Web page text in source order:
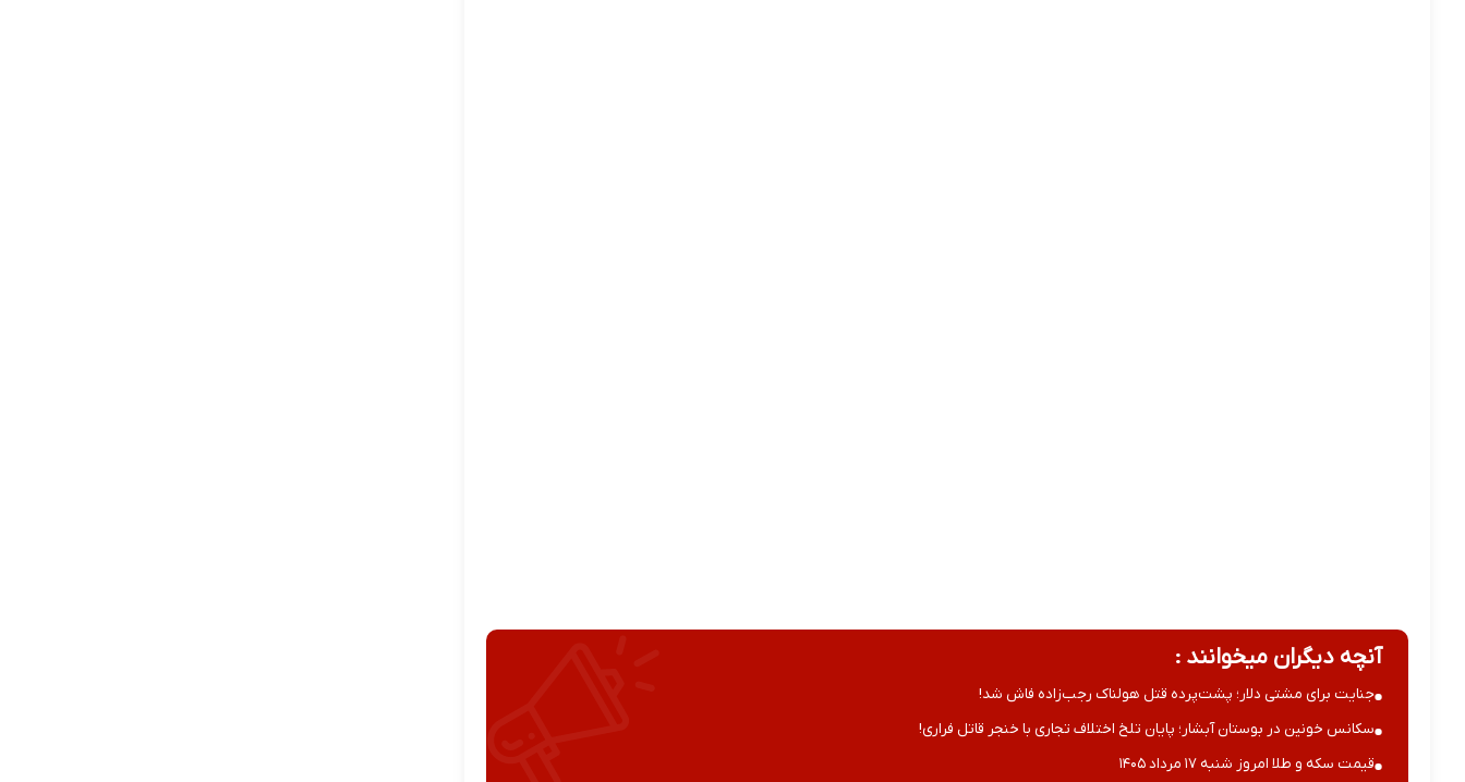
آنچه دیگران میخوانند :
جنایت برای مشتی دلار؛ پشت‌پرده قتل هولناک رجب‌زاده فاش شد!
سکانس خونین در بوستان آبشار؛ پایان تلخ اختلاف تجاری با خنجر قاتل فراری!
قیمت سکه و طلا امروز شنبه ۱۷ مرداد ۱۴۰۵